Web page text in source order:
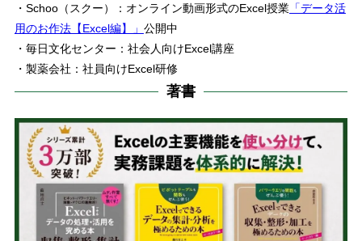
・Schoo（スクー）：オンライン動画形式のExcel授業「データ活
用のお作法【Excel編】」 公開中
・毎日文化センター：社会人向けExcel講座
・製薬会社：社員向けExcel研修
著書